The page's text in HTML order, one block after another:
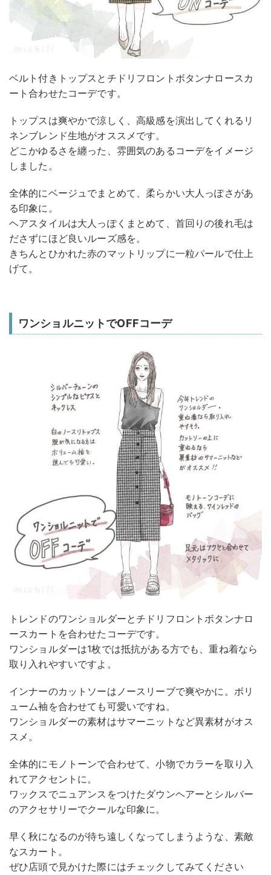
ベルト付きトップスとチドリフロントボタンナロースカ
ート合わせたコーデです。
トップスは爽やかで涼しく、高級感を演出してくれるリ
ネンブレンド生地がオススメです。
どこかゆるさを纏った、雰囲気のあるコーデをイメージ
しました。
全体的にベージュでまとめて、柔らかい大人っぽさがあ
る印象に。
ヘアスタイルは大人っぽくまとめて、首回りの後れ毛は
ださずにほど良いルーズ感を。
きちんとひかれた赤のマットリップに一粒パールで仕上
げて。
ワンショルニットでOFFコーデ
トレンドのワンショルダーとチドリフロントボタンナロ
ースカートを合わせたコーデです。
ワンショルダーは1枚では抵抗がある方でも、重ね着なら
取り入れやすいですよ。
インナーのカットソーはノースリーブで爽やかに。ボリ
ューム袖を合わせても可愛いですね。
ワンショルダーの素材はサマーニットなど異素材がオス
スメ。
全体的にモノトーンで合わせて、小物でカラーを取り入
れてアクセントに。
ワックスでニュアンスをつけたダウンヘアーとシルバー
のアクセサリーでクールな印象に。
早く秋になるのが待ち遠しくなってしまうような、素敵
なスカート。
ぜひ店頭で見かけた際にはチェックしてみてください